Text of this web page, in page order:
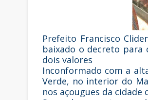
Prefeito Francisco
baixado o decreto para
dois valores
Inconformado com a
Verde, no interior do
nos açougues da cidade